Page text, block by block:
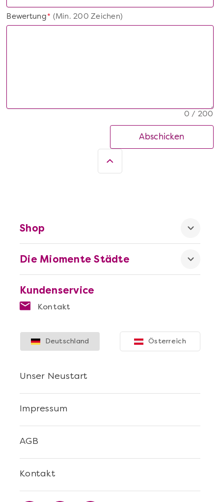
*
Bewertung(Min. 200 Zeichen)
0 / 200
Abschicken
Kundenservice
Kontakt
Die Miomente Städte
Shop
Kontakt
AGB
Impressum
Unser Neustart
Deutschland Österreich